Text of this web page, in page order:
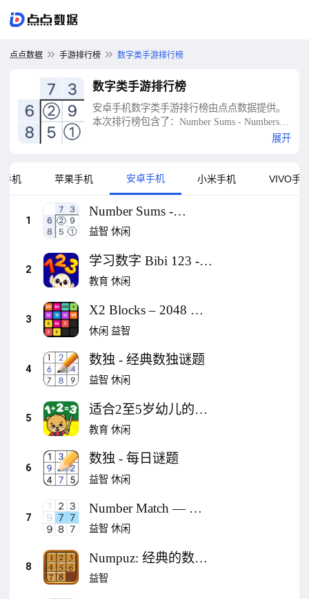
点点数据 手游排行榜 数字类手游排行榜
数字类手游排行榜
安卓手机数字类手游排行榜由点点数据提供。
本次排行榜包含了：Number Sums - Numbers
Game、学习数字 Bibi 123 - 适合0-5岁儿童、
戏：通过玩耍学习数字、计数和书写、数独 -
每日谜题、Number Match — 数字谜题游戏、
Numpuz: 经典的数字游戏，益智谜题，挑战你
的最强大脑、数独 - 数独习题集，益智游戏，
数独闯关大挑战、合并数字大师等十大数字类
展开
手机 苹果手机 安卓手机 小米手机 VIVO手
1
Number Sums -
Numbers Game
益智 休闲
2
学习数字 Bibi 123 -
适合0-5岁儿童
教育 休闲
3
X2 Blocks – 2048 数
字游戏 益智游戏
休闲 益智
4
数独 - 经典数独谜题
益智 休闲
5
适合2至5岁幼儿的儿
童数字游戏：通过玩
书写
教育 休闲
6
数独 - 每日谜题
益智 休闲
7
Number Match — 数
字谜题游戏
益智 休闲
8
Numpuz: 经典的数字
游戏，益智谜题，挑
益智